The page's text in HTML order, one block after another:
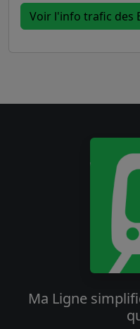
Voir l'info trafic des
Ma Ligne